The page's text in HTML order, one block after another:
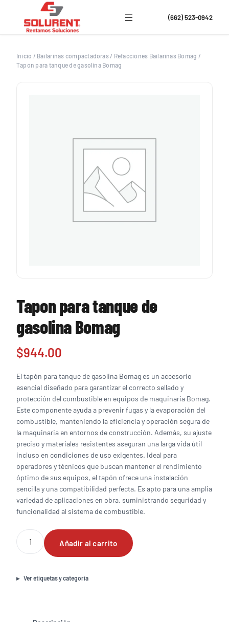
contenido
(662) 523-0942
Inicio / Bailarinas compactadoras/ Refacciones Bailarinas Bomag /
Tapon para tanque de gasolina Bomag
Tapon para tanque de
gasolina Bomag
$944.00
El tapón para tanque de gasolina Bomag es un accesorio
esencial diseñado para garantizar el correcto sellado y
protección del combustible en equipos de maquinaria Bomag.
Este componente ayuda a prevenir fugas y la evaporación del
combustible, manteniendo la eficiencia y operación segura de
la maquinaria en entornos de construcción. Además, su ajuste
preciso y materiales resistentes aseguran una larga vida útil
incluso en condiciones de uso exigentes. Ideal para
operadores y técnicos que buscan mantener el rendimiento
óptimo de sus equipos, el tapón ofrece una instalación
sencilla y una compatibilidad perfecta. Es apto para una amplia
variedad de aplicaciones en obra, suministrando seguridad y
funcionalidad al sistema de combustible.
Tapon
para
tanque
gasolina
Añadir al carrito
Ver etiquetas y categoría